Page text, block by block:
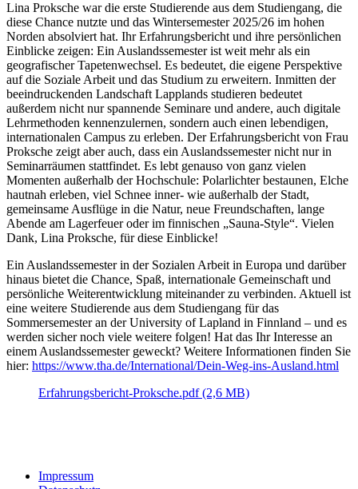
Lina Proksche war die erste Studierende aus dem Studiengang, die
diese Chance nutzte und das Wintersemester 2025/26 im hohen
Norden absolviert hat. Ihr Erfahrungsbericht und ihre persönlichen
Einblicke zeigen: Ein Auslandssemester ist weit mehr als ein
geografischer Tapetenwechsel. Es bedeutet, die eigene Perspektive
auf die Soziale Arbeit und das Studium zu erweitern. Inmitten der
beeindruckenden Landschaft Lapplands studieren bedeutet
außerdem nicht nur spannende Seminare und andere, auch digitale
Lehrmethoden kennenzulernen, sondern auch einen lebendigen,
internationalen Campus zu erleben. Der Erfahrungsbericht von Frau
Proksche zeigt aber auch, dass ein Auslandssemester nicht nur in
Seminarräumen stattfindet. Es lebt genauso von ganz vielen
Momenten außerhalb der Hochschule: Polarlichter bestaunen, Elche
hautnah erleben, viel Schnee inner- wie außerhalb der Stadt,
gemeinsame Ausflüge in die Natur, neue Freundschaften, lange
Abende am Lagerfeuer oder im finnischen „Sauna‑Style“. Vielen
Dank, Lina Proksche, für diese Einblicke!
Ein Auslandssemester in der Sozialen Arbeit in Europa und darüber
hinaus bietet die Chance, Spaß, internationale Gemeinschaft und
persönliche Weiterentwicklung miteinander zu verbinden. Aktuell ist
eine weitere Studierende aus dem Studiengang für das
Sommersemester an der University of Lapland in Finnland – und es
werden sicher noch viele weitere folgen! Hat das Ihr Interesse an
einem Auslandssemester geweckt? Weitere Informationen finden Sie
hier: https://www.tha.de/International/Dein-Weg-ins-Ausland.html
Erfahrungsbericht-Proksche.pdf (2,6 MB)
Impressum